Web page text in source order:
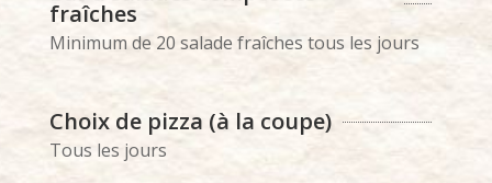
fraîches
Minimum de 20 salade fraîches tous les jours
Choix de pizza (à la coupe)
Tous les jours